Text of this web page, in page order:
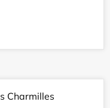
Charmilles